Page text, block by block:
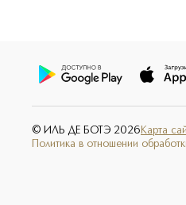
© ИЛЬ ДЕ БОТЭ 2026 Карта
Политика в отношении